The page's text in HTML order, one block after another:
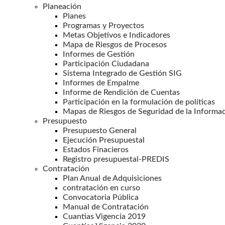
Planeación
Planes
Programas y Proyectos
Metas Objetivos e Indicadores
Mapa de Riesgos de Procesos
Informes de Gestión
Participación Ciudadana
Sistema Integrado de Gestión SIG
Informes de Empalme
Informe de Rendición de Cuentas
Participación en la formulación de políticas
Mapas de Riesgos de Seguridad de la
Presupuesto
Presupuesto General
Ejecución Presupuestal
Estados Finacieros
Registro presupuestal-PREDIS
Contratación
Plan Anual de Adquisiciones
contratación en curso
Convocatoria Pública
Manual de Contratación
Cuantias Vigencia 2019